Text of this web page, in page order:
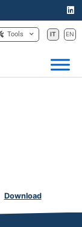
Tools IT EN
Download